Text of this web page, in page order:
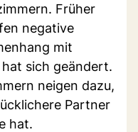
Früher
negative
mit
sich geändert.
neigen dazu,
Partner
hat.